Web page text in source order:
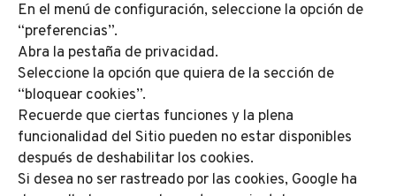
En el menú de configuración, seleccione la opción de
“preferencias”.
Abra la pestaña de privacidad.
Seleccione la opción que quiera de la sección de
“bloquear cookies”.
Recuerde que ciertas funciones y la plena
funcionalidad del Sitio pueden no estar disponibles
después de deshabilitar los cookies.
Si desea no ser rastreado por las cookies, Google ha